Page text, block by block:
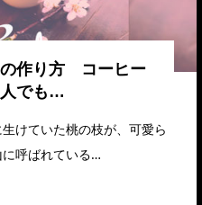
の作り方 コーヒー
でも…
けていた桃の枝が、可愛ら
に呼ばれている…